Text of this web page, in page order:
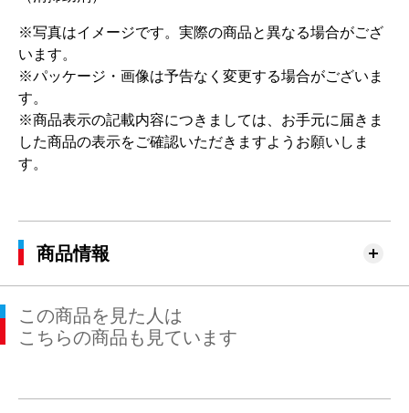
※写真はイメージです。実際の商品と異なる場合がござ
います。
※パッケージ・画像は予告なく変更する場合がございま
す。
※商品表示の記載内容につきましては、お手元に届きま
した商品の表示をご確認いただきますようお願いしま
す。
商品情報
この商品を見た人は
こちらの商品も見ています